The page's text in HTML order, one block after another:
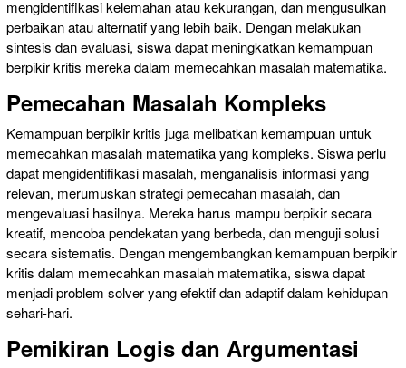
mengidentifikasi kelemahan atau kekurangan, dan mengusulkan
perbaikan atau alternatif yang lebih baik. Dengan melakukan
sintesis dan evaluasi, siswa dapat meningkatkan kemampuan
berpikir kritis mereka dalam memecahkan masalah matematika.
Pemecahan Masalah Kompleks
Kemampuan berpikir kritis juga melibatkan kemampuan untuk
memecahkan masalah matematika yang kompleks. Siswa perlu
dapat mengidentifikasi masalah, menganalisis informasi yang
relevan, merumuskan strategi pemecahan masalah, dan
mengevaluasi hasilnya. Mereka harus mampu berpikir secara
kreatif, mencoba pendekatan yang berbeda, dan menguji solusi
secara sistematis. Dengan mengembangkan kemampuan berpikir
kritis dalam memecahkan masalah matematika, siswa dapat
menjadi problem solver yang efektif dan adaptif dalam kehidupan
sehari-hari.
Pemikiran Logis dan Argumentasi